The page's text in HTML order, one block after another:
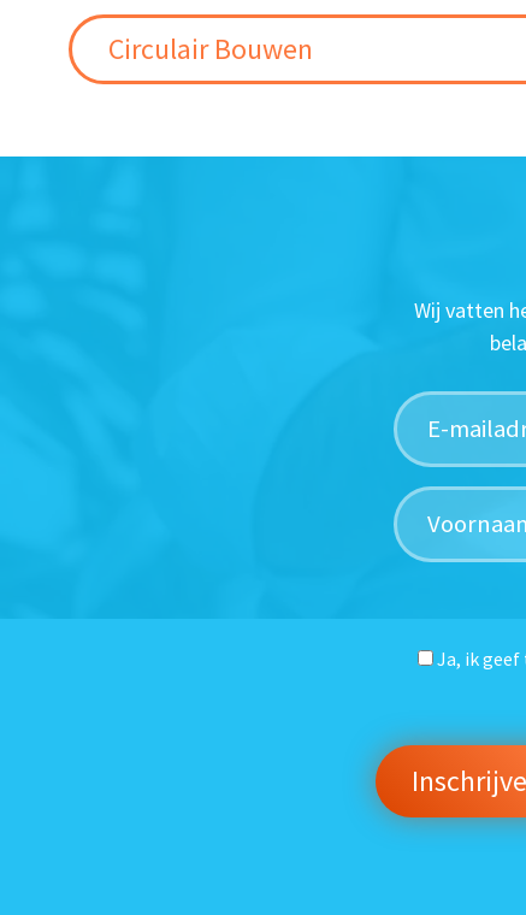
Circulair Bouwen
Wij vatten
Ja, ik